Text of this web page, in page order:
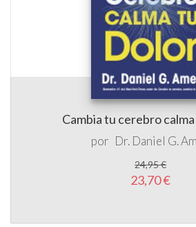
Cambia tu cerebro
por Dr. Daniel G.
24,95 €
23,70 €